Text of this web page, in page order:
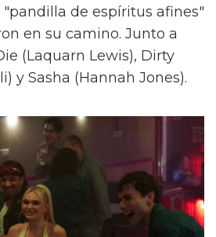
"pandilla de espíritus afines"
en su camino. Junto a
(Laquarn Lewis), Dirty
y Sasha (Hannah Jones).